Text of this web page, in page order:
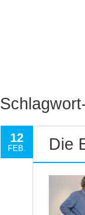
12
FEB. Die